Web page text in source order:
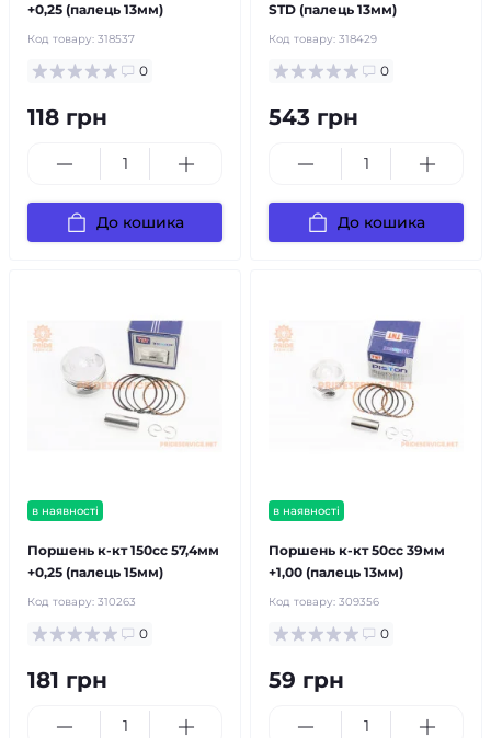
+0,25 (палець 13мм)
Код товару: 318537
0
118 грн
До кошика
STD (палець 13мм)
Код товару: 318429
0
543 грн
До кошика
в наявності
Поршень к-кт 150cc 57,4мм
+0,25 (палець 15мм)
Код товару: 310263
0
181 грн
в наявності
Поршень к-кт 50cc 39мм
+1,00 (палець 13мм)
Код товару: 309356
0
59 грн